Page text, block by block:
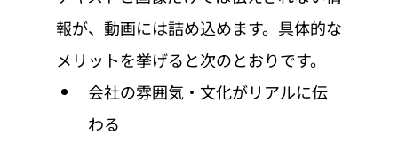
報が、動画には詰め込めます。具体的な
メリットを挙げると次のとおりです。
会社の雰囲気・文化がリアルに伝
わる